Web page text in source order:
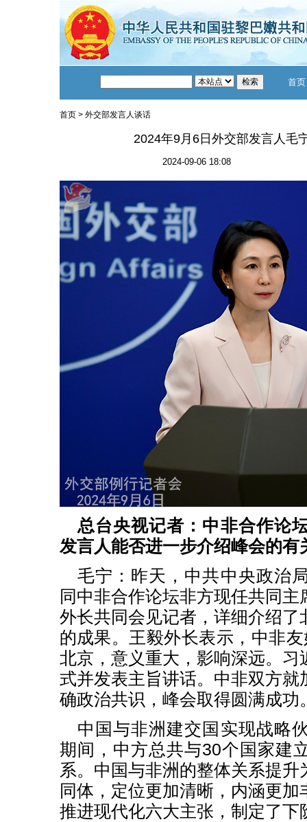
首页
首页> 外交部发言人谈话
2024年9月6日外交部发言人毛
2024-09-06 18:08
总台央视记者：中非合作论
发言人能否进一步介绍峰会的有
毛宁：昨天，中共中央政治
同中非合作论坛非方现任共同
外长共同会见记者，详细介绍了
的成果。王毅外长表示，中非
北京，意义重大，影响深远。习
式并发表主旨讲话。中非双方就
确政治共识，峰会取得圆满成功
中国与非洲建交国实现战略
期间，中方总共与30个国家建
系。中国与非洲的整体关系提
同体，定位更加清晰，内涵更
推进现代化六大主张，制定了下